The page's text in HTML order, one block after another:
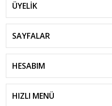
ÜYELİK
SAYFALAR
HESABIM
HIZLI MENÜ